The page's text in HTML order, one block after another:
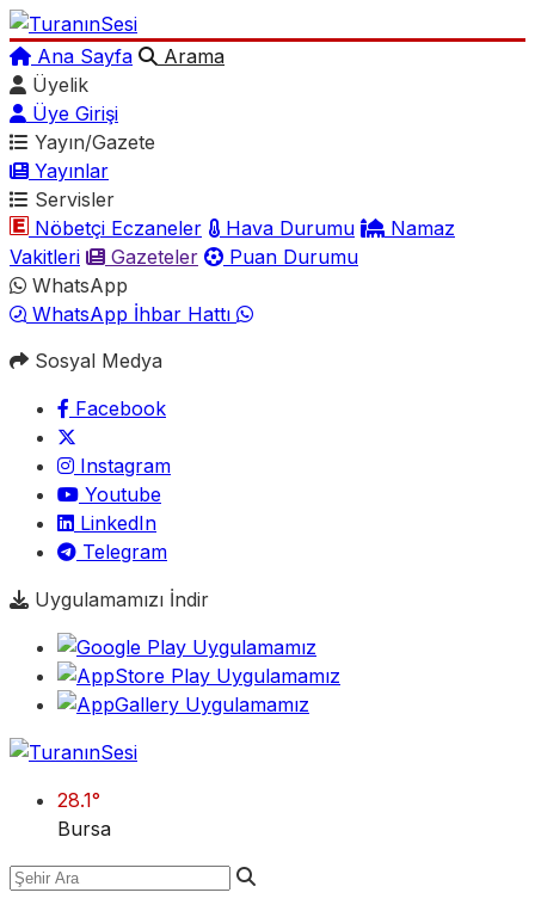
Ana Sayfa
Arama
Üyelik
Üye Girişi
Yayın/Gazete
Yayınlar
Servisler
Nöbetçi Eczaneler
Hava Durumu
Namaz
Vakitleri
Gazeteler
Puan Durumu
WhatsApp
WhatsApp İhbar Hattı
Sosyal Medya
Facebook
Instagram
Youtube
LinkedIn
Telegram
Uygulamamızı İndir
28.1°
Bursa